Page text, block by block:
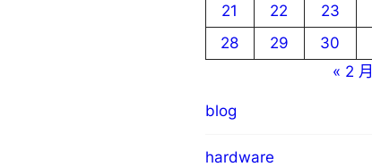
21
22 23
28
29 30
« 2 月
blog
hardware